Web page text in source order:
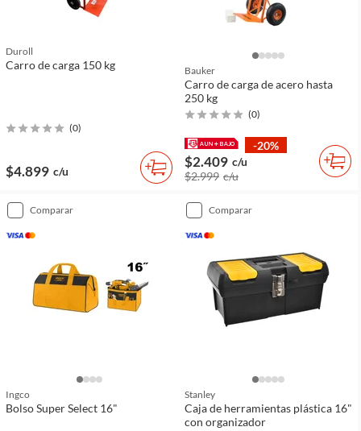
Duroll
Carro de carga 150 kg
(0)
$4.899 c/u
Bauker
Carro de carga de acero hasta
250 kg
(0)
-20%
$2.409 c/u
$2.999 c/u
comparar
Ingco
Bolso Super Select 16"
comparar
Stanley
Caja de herramientas plástica 16"
con organizador